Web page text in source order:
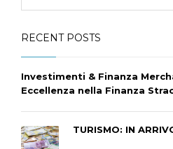
RECENT POSTS
Investimenti & Finanza
Eccellenza nella Finanza
TURISMO: IN